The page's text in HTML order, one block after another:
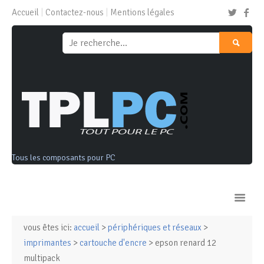
Accueil Contactez-nous Mentions légales
Tous les composants pour PC
Ordinateurs & Tablettes
vous êtes ici: accueil > périphériques et réseaux >
imprimantes > cartouche d'encre > epson renard 12
multipack